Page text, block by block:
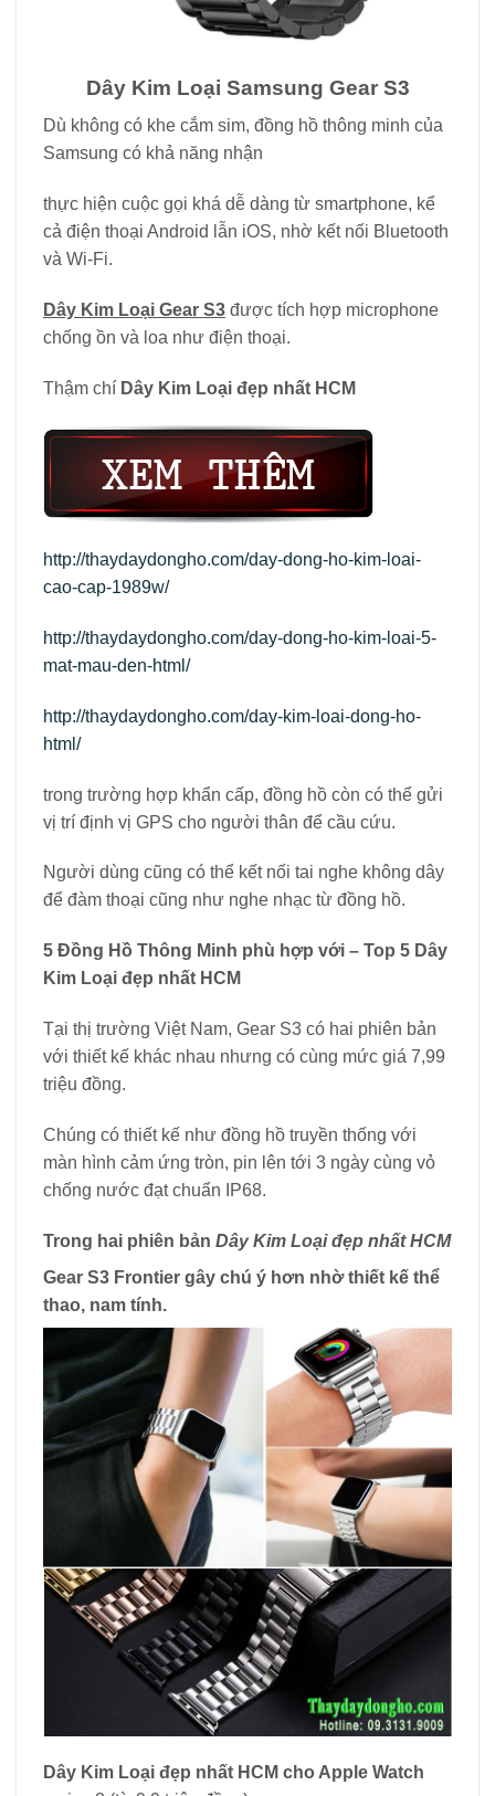
Dây Kim Loại Samsung Gear S3
Dù không có khe cắm sim, đồng hồ thông minh của
Samsung có khả năng nhận
thực hiện cuộc gọi khá dễ dàng từ smartphone, kể
cả điện thoại Android lẫn iOS, nhờ kết nối Bluetooth
và Wi-Fi.
Dây Kim Loại Gear S3 được tích hợp microphone
chống ồn và loa như điện thoại.
Thậm chí Dây Kim Loại đẹp nhất HCM
http://thaydaydongho.com/day-dong-ho-kim-loai-
cao-cap-1989w/
http://thaydaydongho.com/day-dong-ho-kim-loai-5-
mat-mau-den-html/
http://thaydaydongho.com/day-kim-loai-dong-ho-
html/
trong trường hợp khẩn cấp, đồng hồ còn có thể gửi
vị trí định vị GPS cho người thân để cầu cứu.
Người dùng cũng có thể kết nối tai nghe không dây
để đàm thoại cũng như nghe nhạc từ đồng hồ.
5 Đồng Hồ Thông Minh phù hợp với – Top 5 Dây
Kim Loại đẹp nhất HCM
Tại thị trường Việt Nam, Gear S3 có hai phiên bản
với thiết kế khác nhau nhưng có cùng mức giá 7,99
triệu đồng.
Chúng có thiết kế như đồng hồ truyền thống với
màn hình cảm ứng tròn, pin lên tới 3 ngày cùng vỏ
chống nước đạt chuẩn IP68.
Trong hai phiên bản Dây Kim Loại đẹp nhất HCM
Gear S3 Frontier gây chú ý hơn nhờ thiết kế thể
thao, nam tính.
Dây Kim Loại đẹp nhất HCM cho Apple Watch